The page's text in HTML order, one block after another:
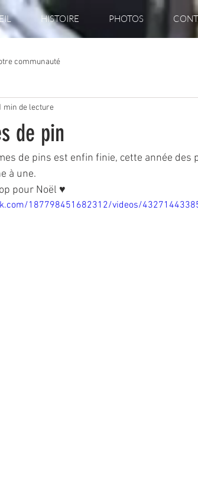
HISTOIRE PHOTOS
communauté
de pin
min de lecture
de pins est enfin finie, cette année des
à une.
pour Noël ♥️
187798451682312/videos/